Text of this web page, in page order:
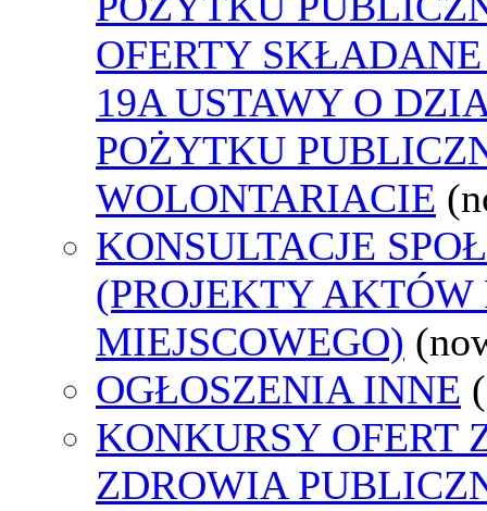
OFERTY
19A USTAWY O
POŻYTKU
WOLONTARIACIE
KONSULTACJE
(PROJEKTY AKTÓW
MIEJSCOWEGO)
OGŁOSZENIA INNE
KONKURSY OFERT
ZDROWIA